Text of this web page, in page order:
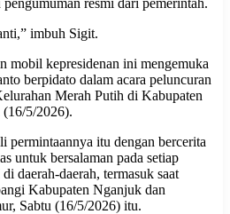
imbuh Sigit.
mobil kepresidenan ini mengemuka
berpidato dalam acara peluncuran
Merah Putih di Kabupaten
5/2026).
permintaannya itu dengan bercerita
untuk bersalaman pada setiap
daerah-daerah, termasuk saat
Kabupaten Nganjuk dan
Sabtu (16/5/2026) itu.